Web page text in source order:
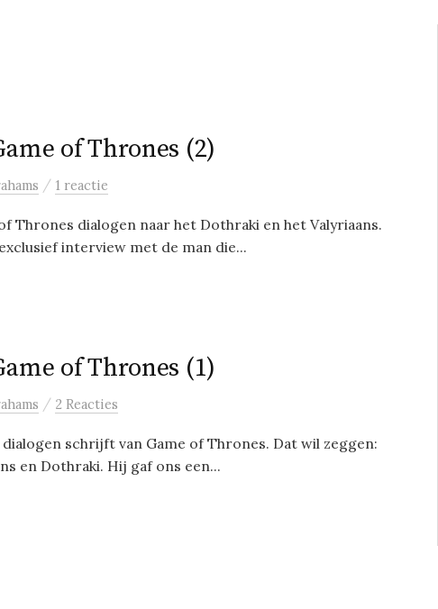
of Thrones (2)
/ 1 reactie
Thrones dialogen naar het Dothraki en het Valyriaans.
interview met de man die...
of Thrones (1)
/ 2 Reacties
schrijft van Game of Thrones. Dat wil zeggen:
en Dothraki. Hij gaf ons een...